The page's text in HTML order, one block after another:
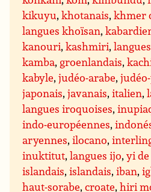
kikuyu,khotanais,khmer
langues khoïsan,
kanouri,kashmiri,
kamba, groenlandais,
kabyle,judéo-arabe,
japonais,javanais,italien,
langues iroquoises,
indo-européennes,
aryennes,ilocano,
inuktitut,langues ijo,yi
islandais,islandais,iban,
haut-sorabe,croate,hiri